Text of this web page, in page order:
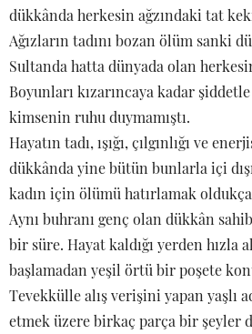
dükkânda herkesin ağzındaki tat
Ağızların tadını bozan ölüm sanki
Sultanda hatta dünyada olan herkesin
Boyunları kızarıncaya kadar
kimsenin ruhu duymamıştı.
Hayatın tadı, ışığı, çılgınlığı ve
dükkânda yine bütün bunlarla içi
kadın için ölümü hatırlamak oldukça
Aynı buhranı genç olan dükkân
bir süre. Hayat kaldığı yerden hızla
başlamadan yeşil örtü bir poşete
Tevekkülle alış verişini yapan yaşlı
etmek üzere birkaç parça bir şeyler